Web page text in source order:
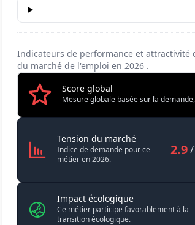
Indicateurs de performance et attractivité
du marché de l'emploi en 2026 .
Score global
Mesure globale basée sur la
Conditions de travail
Tension du marché
Indice de demande pour ce
métier en 2026.
2.9
Impact écologique
Ce métier participe favorablement à la
transition écologique.